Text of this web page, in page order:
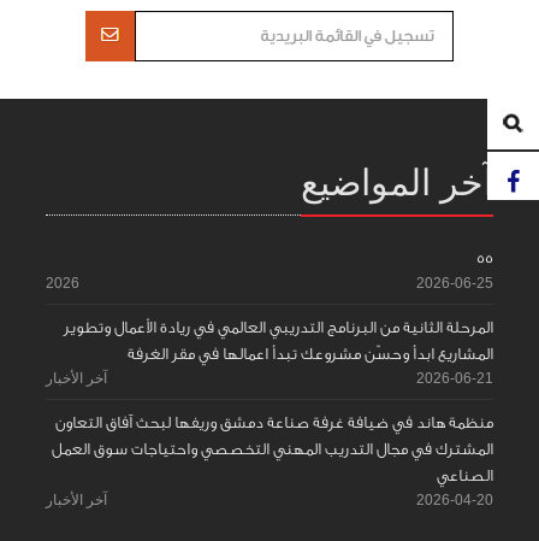
آخر المواضيع
55
2026-06-25
2026
المرحلة الثانية من البرنامج التدريبي العالمي في ريادة الأعمال وتطوير
المشاريع ابدأ وحسّن مشروعك تبدأ اعمالها في مقر الغرفة
2026-06-21 آخر الأخبار
منظمة هاند في ضيافة غرفة صناعة دمشق وريفها لبحث آفاق التعاون
المشترك في مجال التدريب المهني التخصصي واحتياجات سوق العمل
الصناعي
2026-04-20 آخر الأخبار